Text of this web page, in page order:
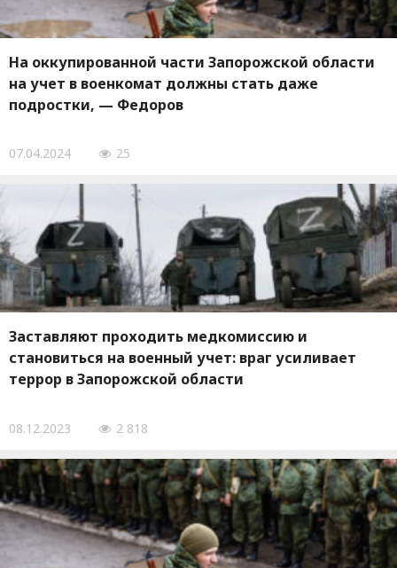
На оккупированной части Запорожской области
на учет в военкомат должны стать даже
подростки, — Федоров
07.04.2024 25
Заставляют проходить медкомиссию и
становиться на военный учет: враг усиливает
террор в Запорожской области
08.12.2023 2 818